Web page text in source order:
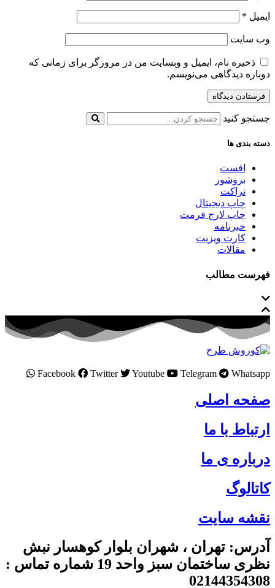
ایمیل *
وب‌ سایت
ذخیره نام، ایمیل و وبسایت من در مرورگر برای زمانی که
دوباره دیدگاهی می‌نویسم.
جستجو کنید
دسته بندی ها
افست
بروشور
تراکت
چاپ دیجیتال
چاپ لارج فرمت
خبرنامه
کارت ویزیت
مقالات
فهرست مطالب
Facebook Twitter Youtube Telegram Whatsapp
صفحه اصلی
ارتباط با ما
درباره ی ما
کاتالوگ
نقشه سایت
آدرس: تهران ، شهران بلوار کوهسار نبش
نظری ساختمان سبز واحد 19 شماره تماس :
02144354308